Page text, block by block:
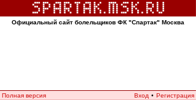
Официальный сайт болельщиков ФК "Спартак" Москва
Полная версия Вход • Регистрация